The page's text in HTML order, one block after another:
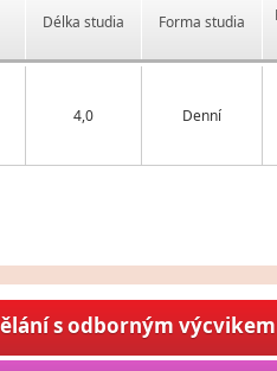
Délka studia Forma studia
4,0 Denní
s odborným